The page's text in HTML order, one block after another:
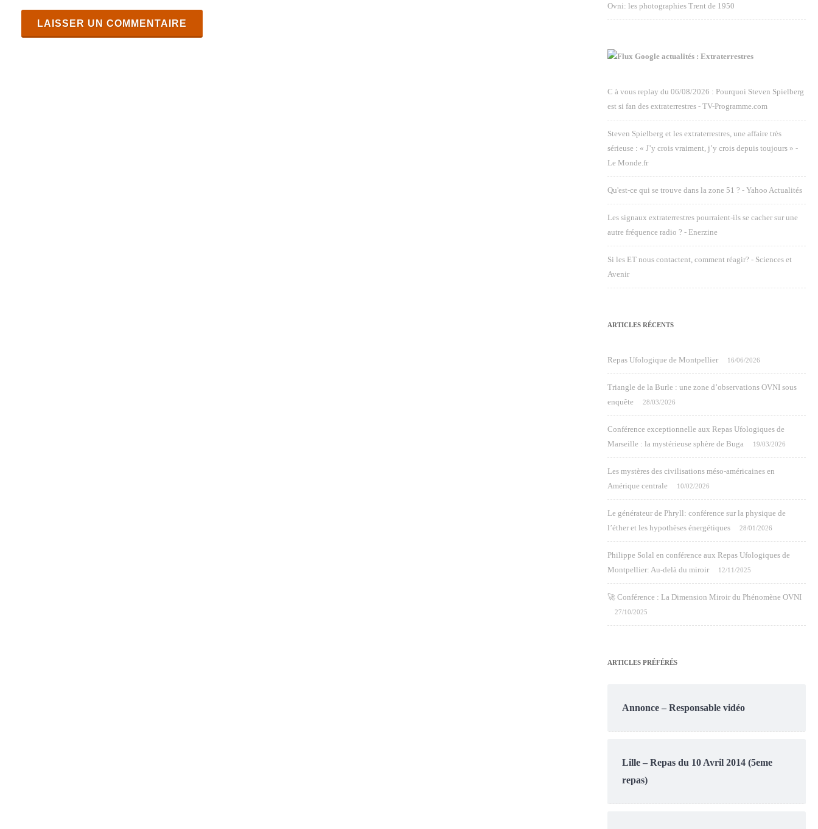
Ovni: les photographies Trent de 1950
Google actualités : Extraterrestres
C à vous replay du 06/08/2026 : Pourquoi Steven Spielberg
est si fan des extraterrestres - TV-Programme.com
Steven Spielberg et les extraterrestres, une affaire très
sérieuse : « J’y crois vraiment, j’y crois depuis toujours » -
Le Monde.fr
Qu'est-ce qui se trouve dans la zone 51 ? - Yahoo Actualités
Les signaux extraterrestres pourraient-ils se cacher sur une
autre fréquence radio ? - Enerzine
Si les ET nous contactent, comment réagir? - Sciences et
Avenir
ARTICLES RÉCENTS
Repas Ufologique de Montpellier 16/06/2026
Triangle de la Burle : une zone d’observations OVNI sous
enquête
28/03/2026
Conférence exceptionnelle aux Repas Ufologiques de
Marseille : la mystérieuse sphère de Buga
19/03/2026
Les mystères des civilisations méso-américaines en
Amérique centrale
10/02/2026
Le générateur de Phryll: conférence sur la physique de
l’éther et les hypothèses énergétiques
28/01/2026
Philippe Solal en conférence aux Repas Ufologiques de
Montpellier: Au-delà du miroir
12/11/2025
🚀 Conférence : La Dimension Miroir du Phénomène OVNI
27/10/2025
ARTICLES PRÉFÉRÉS
Annonce – Responsable vidéo
Lille – Repas du 10 Avril 2014 (5eme
repas)